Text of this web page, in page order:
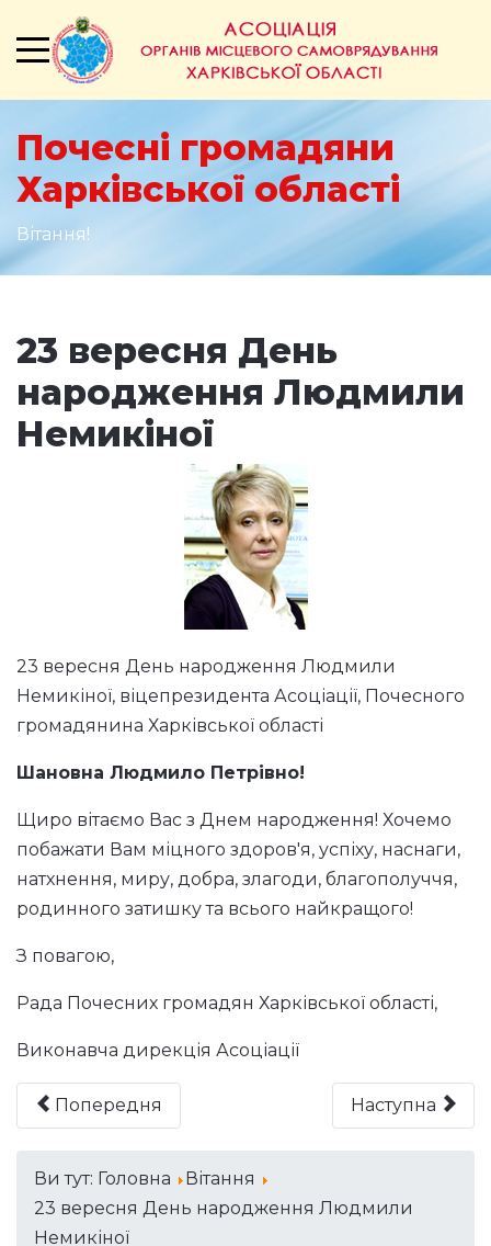
Почесні громадяни
Харківської області
Вітання!
23 вересня День
народження Людмили
Немикіної
23 вересня День народження Людмили
Немикіної, віцепрезидента Асоціації, Почесного
громадянина Харківської області
Шановна Людмило Петрівно!
Щиро вітаємо Вас з Днем народження! Хочемо
побажати Вам міцного здоров'я, успіху, наснаги,
натхнення, миру, добра, злагоди, благополуччя,
родинного затишку та всього найкращого!
З повагою,
Рада Почесних громадян Харківської області,
Виконавча дирекція Асоціації
Попередня Наступна
Ви тут: Головна
Вітання
23 вересня День народження Людмили
Немикіної